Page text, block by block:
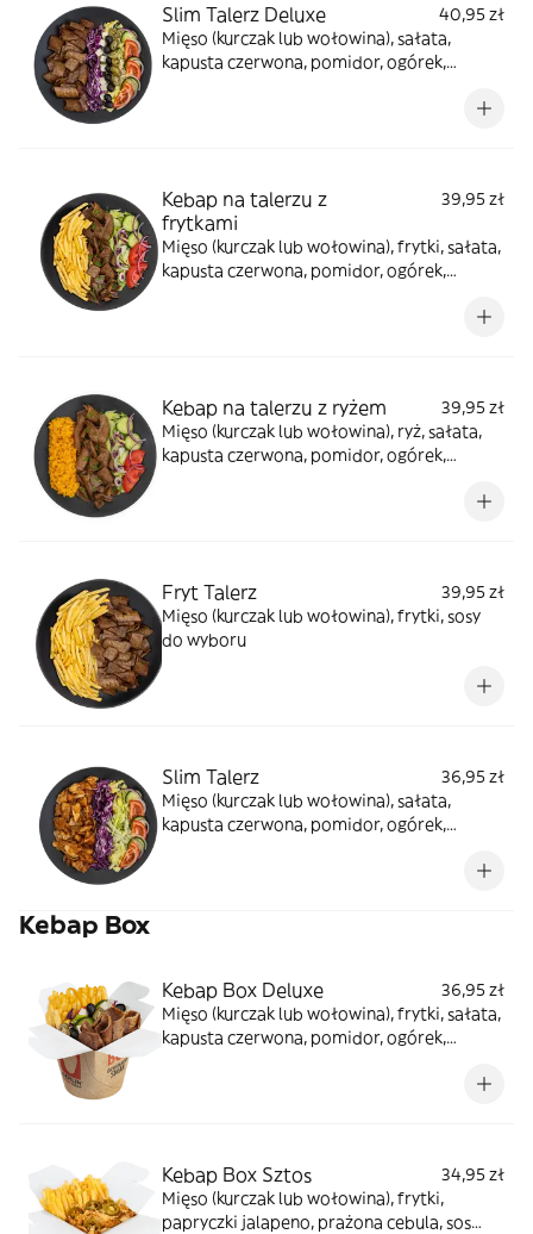
Slim Talerz Deluxe
40,95 zł
Mięso (kurczak lub wołowina), sałata,
kapusta czerwona, pomidor, ogórek,
Kebap na talerzu z
frytkami
39,95 zł
Mięso (kurczak lub wołowina), frytki, sałata,
kapusta czerwona, pomidor, ogórek,
Kebap na talerzu z ryżem
39,95 zł
Mięso (kurczak lub wołowina), ryż, sałata,
kapusta czerwona, pomidor, ogórek,
Fryt Talerz
39,95 zł
Mięso (kurczak lub wołowina), frytki, sosy
do wyboru
Slim Talerz
36,95 zł
Mięso (kurczak lub wołowina), sałata,
kapusta czerwona, pomidor, ogórek,
Kebap Box
Kebap Box Deluxe
36,95 zł
Mięso (kurczak lub wołowina), frytki, sałata,
kapusta czerwona, pomidor, ogórek,
Kebap Box Sztos
34,95 zł
Mięso (kurczak lub wołowina), frytki,
papryczki jalapeno, prażona cebula, sos